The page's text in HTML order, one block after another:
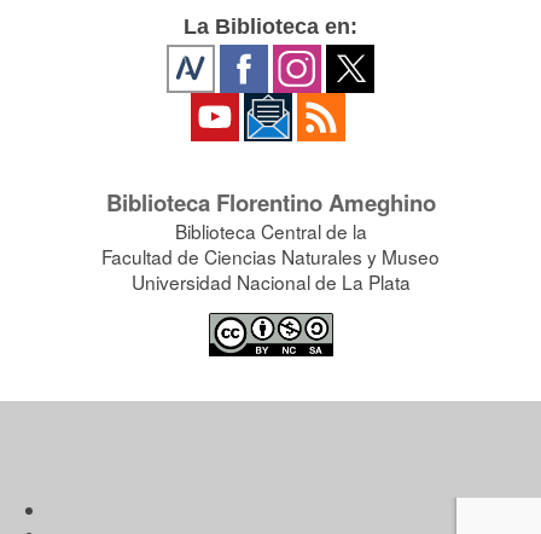
La Biblioteca en:
Biblioteca Florentino Ameghino
Biblioteca Central de la
Facultad de Ciencias Naturales y Museo
Universidad Nacional de La Plata